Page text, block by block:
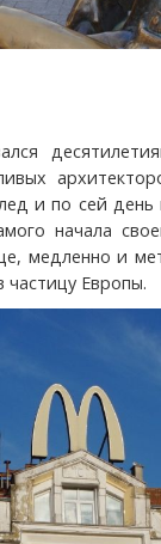
и по сей
начала
медленно и
Европы.